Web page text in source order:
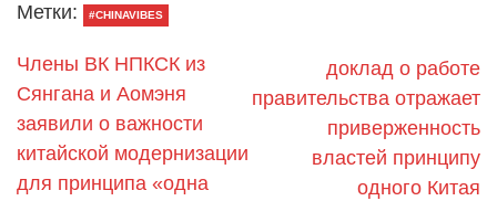
Метки: #CHINAVIBES
Члены ВК НПКСК из
Сянгана и Аомэня
заявили о важности
китайской модернизации
для принципа «одна
доклад о работе
правительства отражает
приверженность
властей принципу
одного Китая